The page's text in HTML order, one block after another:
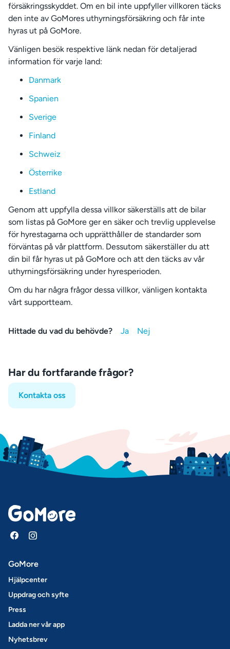
försäkringsskyddet. Om en bil inte uppfyller villkoren täcks
den inte av GoMores uthyrningsförsäkring och får inte
hyras ut på GoMore.
Vänligen besök respektive länk nedan för detaljerad
information för varje land:
Danmark
Spanien
Sverige
Finland
Schweiz
Österrike
Estland
Genom att uppfylla dessa villkor säkerställs att de bilar
som listas på GoMore ger en säker och trevlig upplevelse
för hyrestagarna och upprätthåller de standarder som
förväntas på vår plattform. Dessutom säkerställer du att
din bil får hyras ut på GoMore och att den täcks av vår
uthyrningsförsäkring under hyresperioden.
Om du har några frågor dessa villkor, vänligen kontakta
vårt supportteam.
Hittade du vad du behövde?
Har du fortfarande frågor?
Kontakta oss
GoMore
Hjälpcenter
Uppdrag och syfte
Press
Ladda ner vår app
Nyhetsbrev